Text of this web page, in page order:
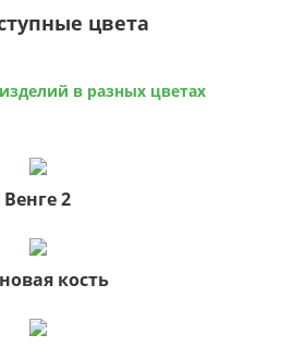
цвета
в разных цветах
Венге 2
кость